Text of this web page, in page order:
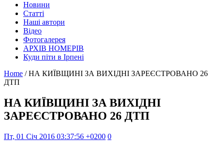
Новини
Статті
Наші автори
Відео
Фотогалерея
АРХІВ НОМЕРІВ
Куди піти в Ірпені
Home / НА КИЇВЩИНІ ЗА ВИХІДНІ ЗАРЕЄСТРОВАНО 26
ДТП
НА КИЇВЩИНІ ЗА ВИХІДНІ
ЗАРЕЄСТРОВАНО 26 ДТП
Пт, 01 Січ 2016 03:37:56 +0200 0